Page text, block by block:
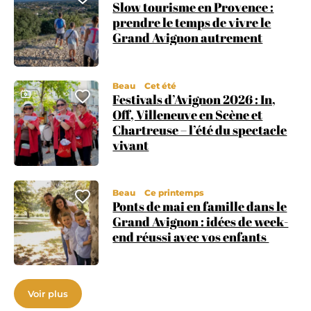
Slow tourisme en Provence :
prendre le temps de vivre le
Grand Avignon autrement
Festivals d’Avignon 2026 : In,
Off, Villeneuve en Scène et
Chartreuse – l’été du spectacle
vivant
Beau Cet été
Ce contenu contient une galerie photo
Ajouter cette page au carnet
Ponts de mai en famille dans le
Grand Avignon : idées de week-
end réussi avec vos enfants
Beau Ce printemps
Ajouter cette page au carnet
Voir plus